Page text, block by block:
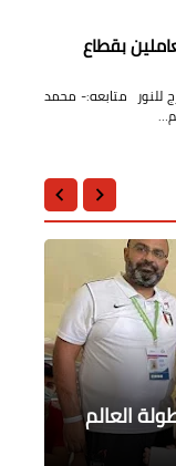
بقطاع
للنور متابعه:- محمد
العالم
للشراكة من
كامل سبل
مؤسسة